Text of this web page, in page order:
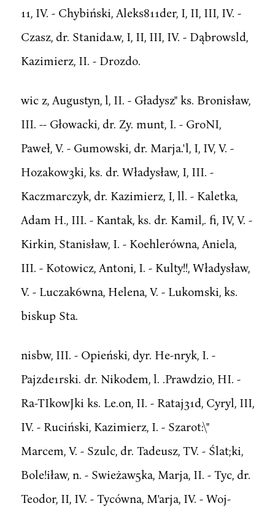
11, IV. - Chybiński, Aleks811der, I, II, III, IV. -
Czasz, dr. Stanida.w, I, II, III, IV. - Dąbrowsld,
Kazimierz, II. - Drozdo.
wic z, Augustyn, l, II. - Gładysz" ks. Bronisław,
III. -- Głowacki, dr. Zy. munt, I. - GroNI,
Paweł, V. - Gumowski, dr. Marja.'l, I, IV, V. -
Hozakow3ki, ks. dr. Władysław, I, III. -
Kaczmarczyk, dr. Kazimierz, I, ll. - Kaletka,
Adam H., III. - Kantak, ks. dr. Kamil,. fi, IV, V. -
Kirkin, Stanisław, I. - Koehlerówna, Aniela,
III. - Kotowicz, Antoni, I. - Kulty!!, Władysław,
V. - Luczak6wna, Helena, V. - Lukomski, ks.
biskup Sta.
nisbw, III. - Opieński, dyr. He-nryk, I. -
Pajzde1rski. dr. Nikodem, l. .Prawdzio, HI. -
Ra-TIkowJki ks. Le.on, II. - Rataj31d, Cyryl, III,
IV. - Ruciński, Kazimierz, I. - Szarot:\"
Marcem, V. - Szulc, dr. Tadeusz, TV. - Ślat;ki,
Bole!iław, n. - Swieżaw5ka, Marja, II. - Tyc, dr.
Teodor, II, IV. - Tycówna, M'arja, IV. - Woj-